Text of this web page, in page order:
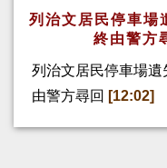
列治文居民停車場
終由警方
列治文居民停車場遺
由警方尋回 [12:02]